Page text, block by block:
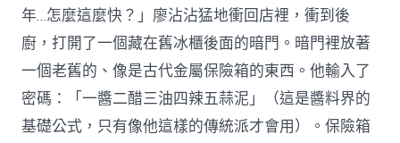
年…怎麼這麼快？」廖沾沾猛地衝回店裡，衝到後
廚，打開了一個藏在舊冰櫃後面的暗門。暗門裡放著
一個老舊的、像是古代金屬保險箱的東西。他輸入了
密碼：「一醬二醋三油四辣五蒜泥」（這是醬料界的
基礎公式，只有像他這樣的傳統派才會用）。保險箱